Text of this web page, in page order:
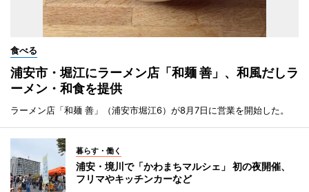
食べる
浦安市・堀江にラーメン店「和麺 善」、和風だしラ
ーメン・和食を提供
ラーメン店「和麺 善」（浦安市堀江6）が8月7日に営業を開始した。
暮らす・働く
浦安・境川で「かわまちマルシェ」 初の夜開催、
フリマやキッチンカーなど